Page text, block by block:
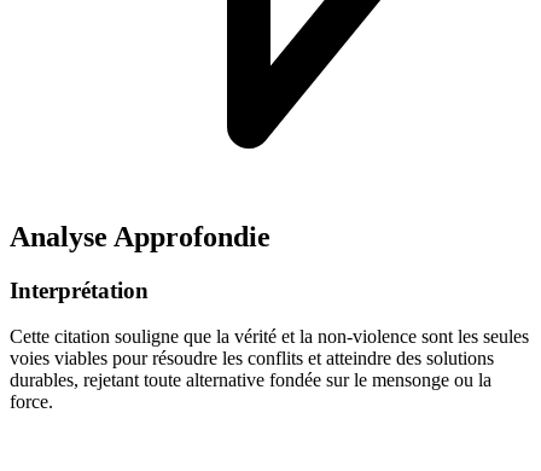
Analyse Approfondie
Interprétation
Cette citation souligne que la vérité et la non-violence sont les seules
voies viables pour résoudre les conflits et atteindre des solutions
durables, rejetant toute alternative fondée sur le mensonge ou la
force.